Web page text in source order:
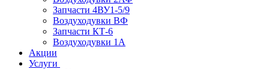
Запчасти 4ВУ1-5/9
Воздуходувки ВФ
Запчасти КТ-6
Воздуходувки 1А
Акции
Услуги